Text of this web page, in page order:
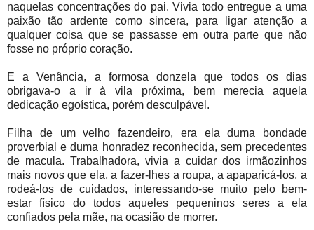
naquelas concentrações do pai. Vivia todo entregue a uma
paixão tão ardente como sincera, para ligar atenção a
qualquer coisa que se passasse em outra parte que não
fosse no próprio coração.
E a Venância, a formosa donzela que todos os dias
obrigava-o a ir à vila próxima, bem merecia aquela
dedicação egoística, porém desculpável.
Filha de um velho fazendeiro, era ela duma bondade
proverbial e duma honradez reconhecida, sem precedentes
de macula. Trabalhadora, vivia a cuidar dos irmãozinhos
mais novos que ela, a fazer-lhes a roupa, a apaparicá-los, a
rodeá-los de cuidados, interessando-se muito pelo bem-
estar físico do todos aqueles pequeninos seres a ela
confiados pela mãe, na ocasião de morrer.